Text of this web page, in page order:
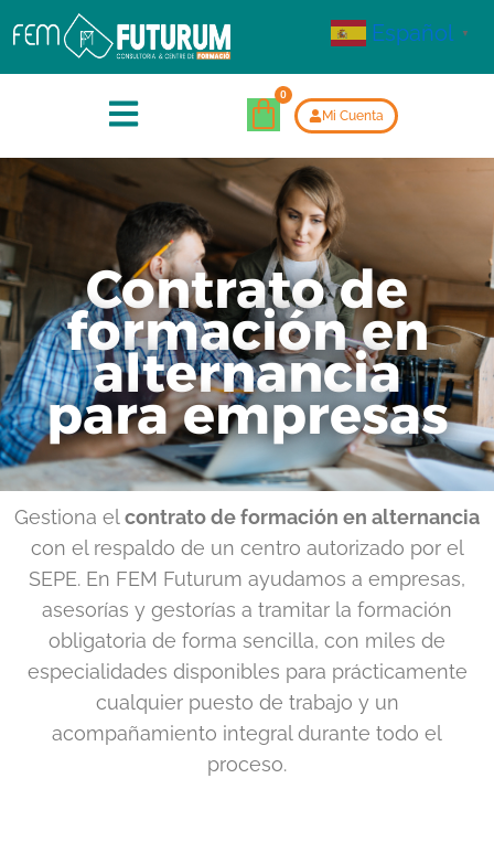
Mi Cuenta
Contrato de
formación en
alternancia
para empresas
Gestiona el contrato de formación en alternancia
con el respaldo de un centro autorizado por el
SEPE. En FEM Futurum ayudamos a empresas,
asesorías y gestorías a tramitar la formación
obligatoria de forma sencilla, con miles de
especialidades disponibles para prácticamente
cualquier puesto de trabajo y un
acompañamiento integral durante todo el
proceso.
Español ▼